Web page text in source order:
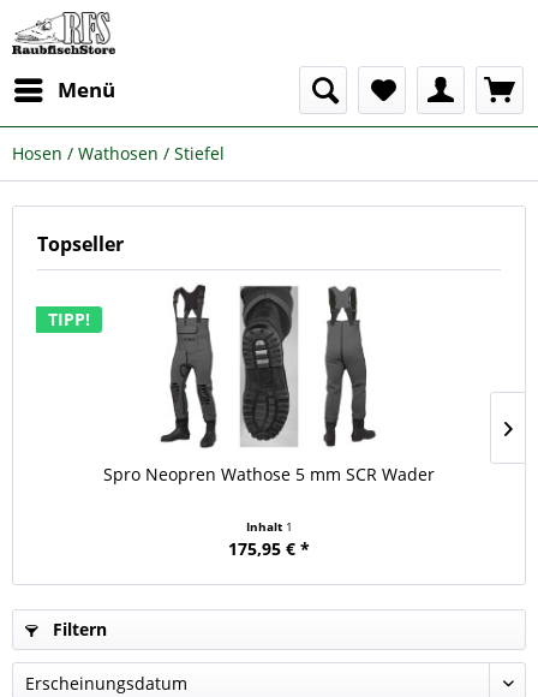
Menü
Hosen / Wathosen / Stiefel
Topseller
TIPP!
Spro Neopren Wathose 5 mm SCR Wader
Inhalt 1
175,95 € *
Filtern